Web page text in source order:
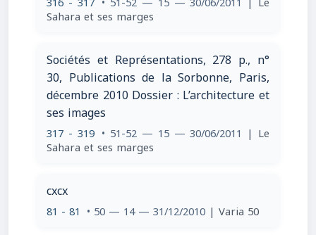
Sahara et ses marges
Sociétés et Représentations, 278 p., n°
30, Publications de la Sorbonne, Paris,
décembre 2010 Dossier : L’architecture et
ses images
317 - 319 • 51-52 — 15 — 30/06/2011 | Le
Sahara et ses marges
cxcx
81 - 81 • 50 — 14 — 31/12/2010 | Varia 50